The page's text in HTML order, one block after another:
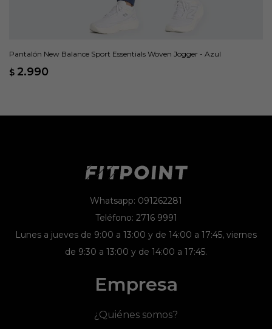
Pantalón New Balance Sport Essentials Woven Jogger - Azul
$ 2.990
Whatsapp: 091262281
Teléfono: 2716 9991
Lunes a jueves de 9:00 a 13:00 y de 14:00 a 17:45, viernes
de 9:30 a 13:00 y de 14:00 a 17:45.
Empresa
¿Quiénes somos?